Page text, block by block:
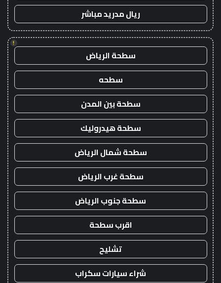
ريال مدريد مباشر
!
سطحة الرياض
سطحه
سطحة بين المدن
سطحة هيدروليك
سطحة شمال الرياض
سطحة غرب الرياض
سطحة جنوب الرياض
اقرب سطحة
تشليح
شراء سيارات سكراب